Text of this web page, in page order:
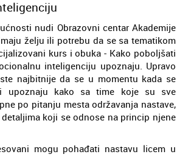
nudi Obrazovni centar Akademije
želju ili potrebu da se sa tematikom
kurs i obuka - Kako poboljšati
inteligenciju upoznaju. Upravo
najbitnije da se u momentu kada se
upoznaju kako sa time koje su sve
po pitanju mesta održavanja nastave,
koji se odnose na princip njene
mogu pohađati nastavu licem u